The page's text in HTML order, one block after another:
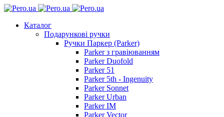
Каталог
Подарункові ручки
Ручки Паркер (Parker)
Parker з гравіюванням
Parker Duofold
Parker 51
Parker 5th - Ingenuity
Parker Sonnet
Parker Urban
Parker IM
Parker Vector